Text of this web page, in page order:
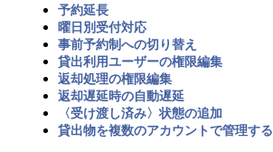
予約延長
曜日別受付対応
事前予約制への切り替え
貸出利用ユーザーの権限編集
返却処理の権限編集
返却遅延時の自動遅延
〈受け渡し済み〉状態の追加
貸出物を複数のアカウントで管理する